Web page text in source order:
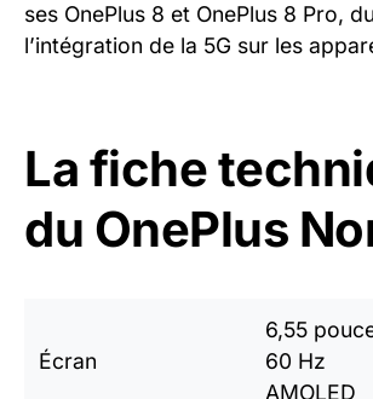
ses OnePlus 8 et OnePlus 8 Pro,
l’intégration de la 5G sur les
La fiche
du OnePlus
Écran
6,55
60 Hz
AMOLED